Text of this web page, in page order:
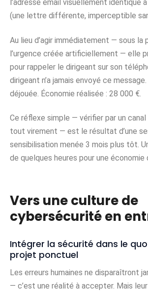
l’adresse email visuellement identique
(une lettre différente, imperceptible
Au lieu d’agir immédiatement — sous la
l’urgence créée artificiellement — elle
pour rappeler le dirigeant sur son
dirigeant n’a jamais envoyé ce
déjouée. Économie réalisée : 28 000 €.
Ce réflexe simple — vérifier par un
tout virement — est le résultat d’une
sensibilisation menée 3 mois plus tôt.
de quelques heures pour une économie
Vers une culture de
cybersécurité en
Intégrer la sécurité dans le
projet ponctuel
Les erreurs humaines ne disparaîtront
— c’est une réalité à accepter. Mais